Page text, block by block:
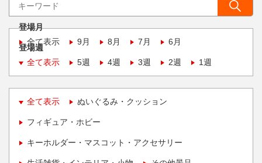
登場月
全て表示
9月 8月 7月 6月
登場週
全て表示
5週 4週 3週 2週 1週
全て表示 ぬいぐるみ・クッション
フィギュア・ホビー
キーホルダー・マスコット・アクセサリー